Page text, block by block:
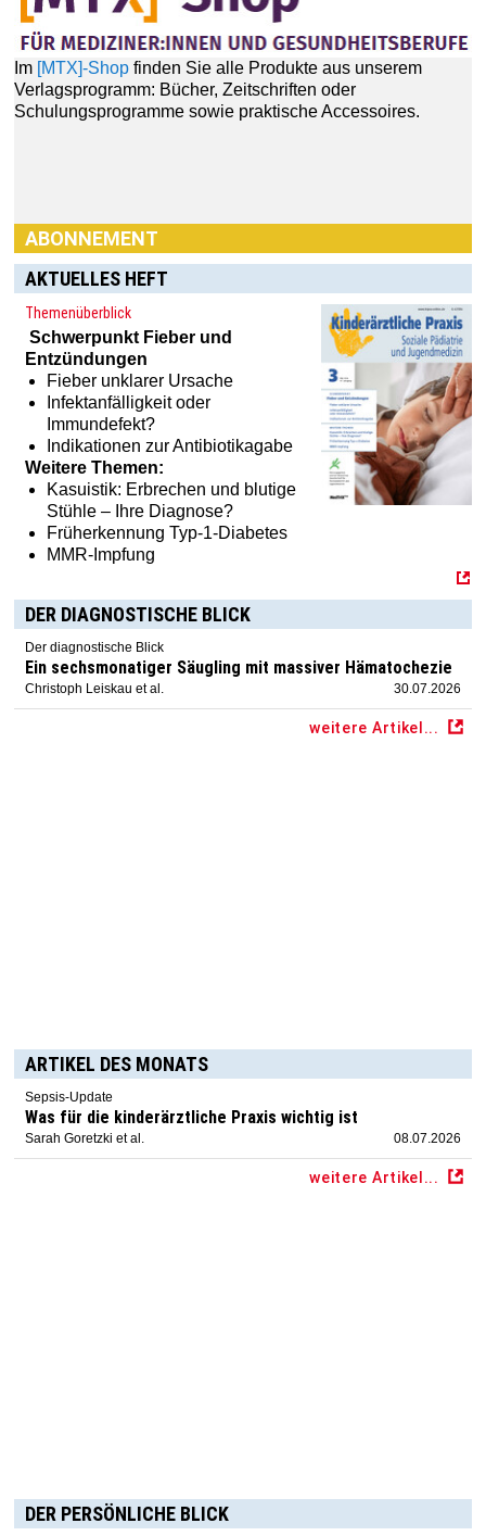
Schulungsprogramme sowie praktische Accessoires.
Haben Sie Interesse an einem Abonnement? Dann klicken
Sie einfach hier:[MTX]-Shop
AKTUELLES HEFT
Themenüberblick
Schwerpunkt Fieber und
Entzündungen
Fieber unklarer Ursache
Infektanfälligkeit oder
Immundefekt?
Indikationen zur Antibiotikagabe
Weitere Themen:
Kasuistik: Erbrechen und blutige
Stühle – Ihre Diagnose?
Früherkennung Typ-1-Diabetes
MMR-Impfung
DER DIAGNOSTISCHE BLICK
Der diagnostische Blick
Ein sechsmonatiger Säugling mit massiver Hämatochezie
Christoph Leiskau et al. 30.07.2026
weitere Artikel...
ARTIKEL DES MONATS
Sepsis-Update
Was für die kinderärztliche Praxis wichtig ist
Sarah Goretzki et al. 08.07.2026
weitere Artikel...
DER PERSÖNLICHE BLICK